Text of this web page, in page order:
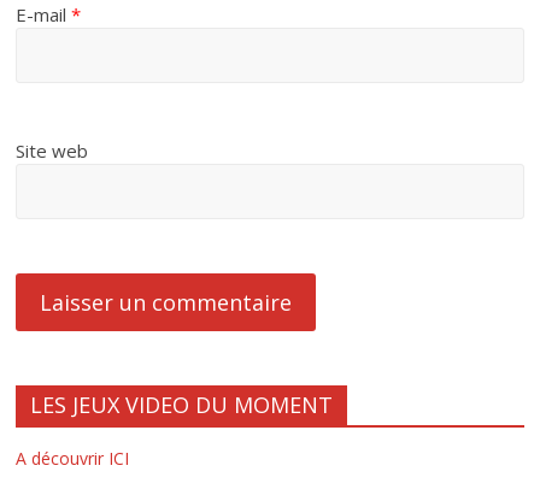
E-mail*
Site web
LES JEUX VIDEO DU MOMENT
A découvrir ICI